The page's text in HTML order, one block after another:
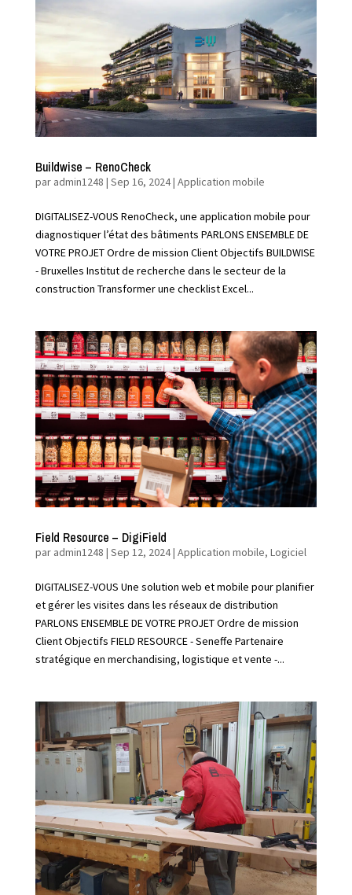
Buildwise – RenoCheck
par admin1248 | Sep 16, 2024| Application mobile
DIGITALISEZ-VOUS RenoCheck, une application mobile pour
diagnostiquer l’état des bâtiments PARLONS ENSEMBLE DE
VOTRE PROJET Ordre de mission Client Objectifs BUILDWISE
- Bruxelles Institut de recherche dans le secteur de la
construction Transformer une checklist Excel...
Field Resource – DigiField
par admin1248 | Sep 12, 2024| Application mobile, Logiciel
DIGITALISEZ-VOUS Une solution web et mobile pour planifier
et gérer les visites dans les réseaux de distribution
PARLONS ENSEMBLE DE VOTRE PROJET Ordre de mission
Client Objectifs FIELD RESOURCE - Seneffe Partenaire
stratégique en merchandising, logistique et vente -...